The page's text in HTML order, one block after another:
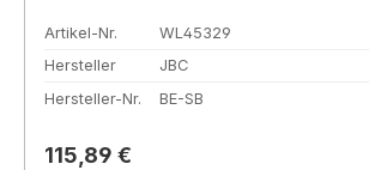
Artikel-Nr.
WL45329
Hersteller
JBC
Hersteller-Nr.
BE-SB
Regulärer Preis:
115,89 €